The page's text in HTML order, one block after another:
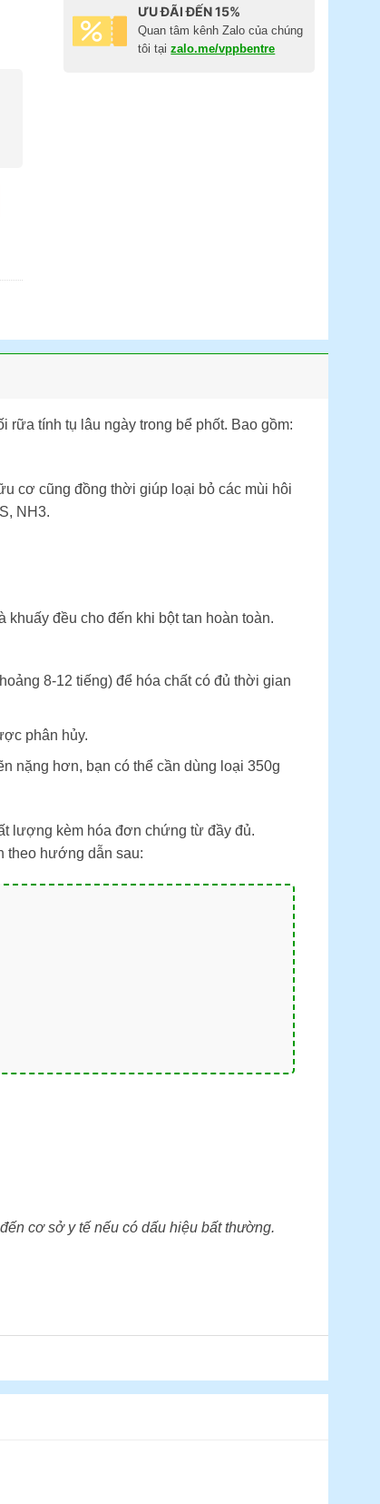
ƯU ĐÃI ĐẾN 15%
Quan tâm kênh Zalo của chúng
tôi tạizalo.me/vppbentre
tính tụ lâu ngày trong bể phốt. Bao gồm:
cơ cũng đồng thời giúp loại bỏ các mùi hôi
NH3.
đều cho đến khi bột tan hoàn toàn.
8-12 tiếng) để hóa chất có đủ thời gian
phân hủy.
nặng hơn, bạn có thể cần dùng loại 350g
lượng kèm hóa đơn chứng từ đầy đủ.
theo hướng dẫn sau:
cơ sở y tế nếu có dấu hiệu bất thường.